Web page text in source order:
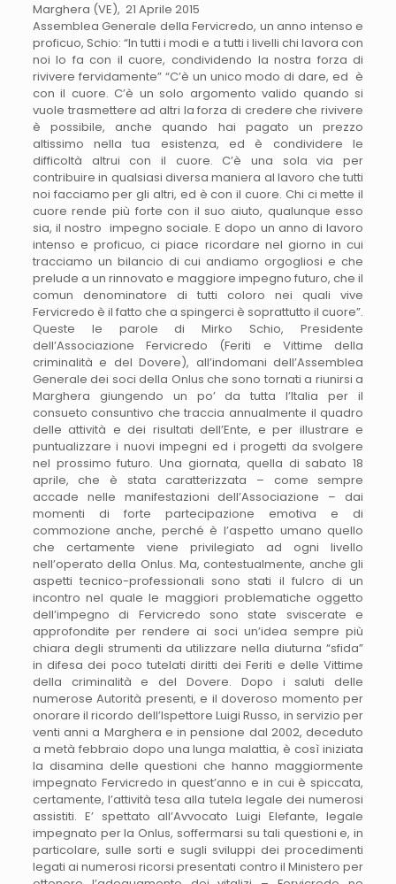
Marghera (VE), 21 Aprile 2015
Assemblea Generale della Fervicredo, un anno intenso e
proficuo, Schio: “In tutti i modi e a tutti i livelli chi lavora con
noi lo fa con il cuore, condividendo la nostra forza di
rivivere fervidamente” “C’è un unico modo di dare, ed è
con il cuore. C’è un solo argomento valido quando si
vuole trasmettere ad altri la forza di credere che rivivere
è possibile, anche quando hai pagato un prezzo
altissimo nella tua esistenza, ed è condividere le
difficoltà altrui con il cuore. C’è una sola via per
contribuire in qualsiasi diversa maniera al lavoro che tutti
noi facciamo per gli altri, ed è con il cuore. Chi ci mette il
cuore rende più forte con il suo aiuto, qualunque esso
sia, il nostro impegno sociale. E dopo un anno di lavoro
intenso e proficuo, ci piace ricordare nel giorno in cui
tracciamo un bilancio di cui andiamo orgogliosi e che
prelude a un rinnovato e maggiore impegno futuro, che il
comun denominatore di tutti coloro nei quali vive
Fervicredo è il fatto che a spingerci è soprattutto il cuore”.
Queste le parole di Mirko Schio, Presidente
dell’Associazione Fervicredo (Feriti e Vittime della
criminalità e del Dovere), all’indomani dell’Assemblea
Generale dei soci della Onlus che sono tornati a riunirsi a
Marghera giungendo un po’ da tutta l’Italia per il
consueto consuntivo che traccia annualmente il quadro
delle attività e dei risultati dell’Ente, e per illustrare e
puntualizzare i nuovi impegni ed i progetti da svolgere
nel prossimo futuro. Una giornata, quella di sabato 18
aprile, che è stata caratterizzata – come sempre
accade nelle manifestazioni dell’Associazione – dai
momenti di forte partecipazione emotiva e di
commozione anche, perché è l’aspetto umano quello
che certamente viene privilegiato ad ogni livello
nell’operato della Onlus. Ma, contestualmente, anche gli
aspetti tecnico-professionali sono stati il fulcro di un
incontro nel quale le maggiori problematiche oggetto
dell’impegno di Fervicredo sono state sviscerate e
approfondite per rendere ai soci un’idea sempre più
chiara degli strumenti da utilizzare nella diuturna “sfida”
in difesa dei poco tutelati diritti dei Feriti e delle Vittime
della criminalità e del Dovere. Dopo i saluti delle
numerose Autorità presenti, e il doveroso momento per
onorare il ricordo dell’Ispettore Luigi Russo, in servizio per
venti anni a Marghera e in pensione dal 2002, deceduto
a metà febbraio dopo una lunga malattia, è così iniziata
la disamina delle questioni che hanno maggiormente
impegnato Fervicredo in quest’anno e in cui è spiccata,
certamente, l’attività tesa alla tutela legale dei numerosi
assistiti. E’ spettato all’Avvocato Luigi Elefante, legale
impegnato per la Onlus, soffermarsi su tali questioni e, in
particolare, sulle sorti e sugli sviluppi dei procedimenti
legati ai numerosi ricorsi presentati contro il Ministero per